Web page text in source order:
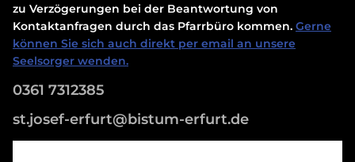
zu Verzögerungen bei der Beantwortung von
Kontaktanfragen durch das Pfarrbüro kommen. Gerne
können Sie sich auch direkt per email an unsere
Seelsorger wenden.
0361 7312385
st.josef-erfurt@bistum-erfurt.de